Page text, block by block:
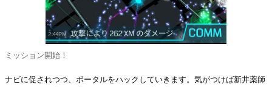
ミッション開始！
ナビに促されつつ、ポータルをハックしていきます。気がつけば新井薬師